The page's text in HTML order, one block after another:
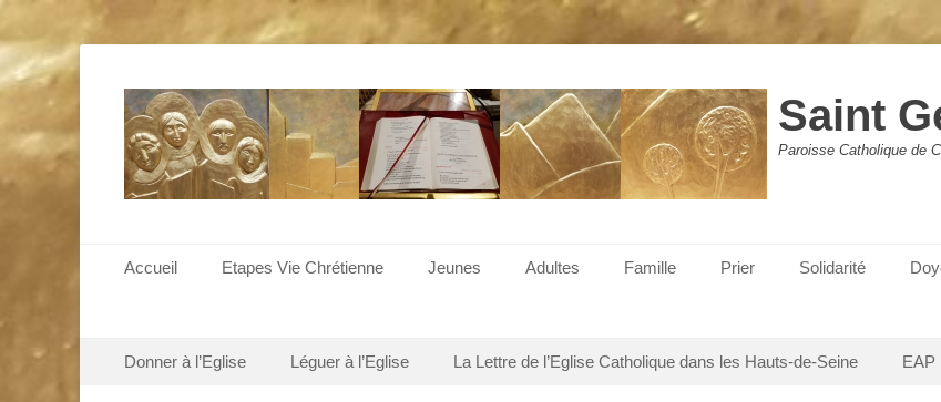
Saint
Paroisse Catholique de
Menu principal
Accueil Etapes Vie Chrétienne Jeunes Adultes Famille Prier Solidarité
Menu secondaire
Donner à l’Eglise Léguer à l’Eglise La Lettre de l’Eglise Catholique dans les Hauts-de-Seine EAP